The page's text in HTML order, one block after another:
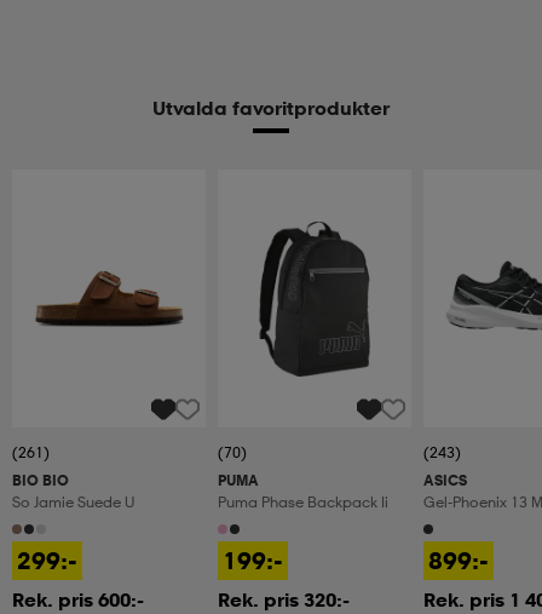
Utvalda favoritprodukter
(261)
BIO BIO
So Jamie Suede U
299:-
Rek. pris 600:-
(70)
PUMA
Puma Phase Backpack Ii
199:-
Rek. pris 320:-
(243)
ASICS
Gel-Phoenix 13 M
899:-
Rek. pris 1